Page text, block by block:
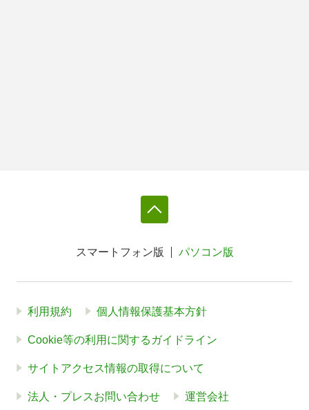
スマートフォン版 パソコン版
利用規約 個人情報保護基本方針
Cookie等の利用に関するガイドライン
サイトアクセス情報の取得について
法人・プレスお問い合わせ 運営会社